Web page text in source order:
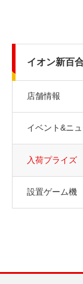
イオン新百
店舗情報
イベント&ニ
入荷プライズ
設置ゲーム機